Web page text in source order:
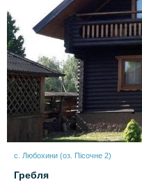
с. Любохини (оз. Пісочне 2)
Гребля